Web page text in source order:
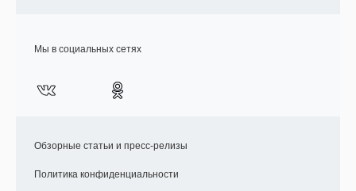
Мы в социальных сетях
Обзорные статьи и пресс-релизы
Политика конфиденциальности